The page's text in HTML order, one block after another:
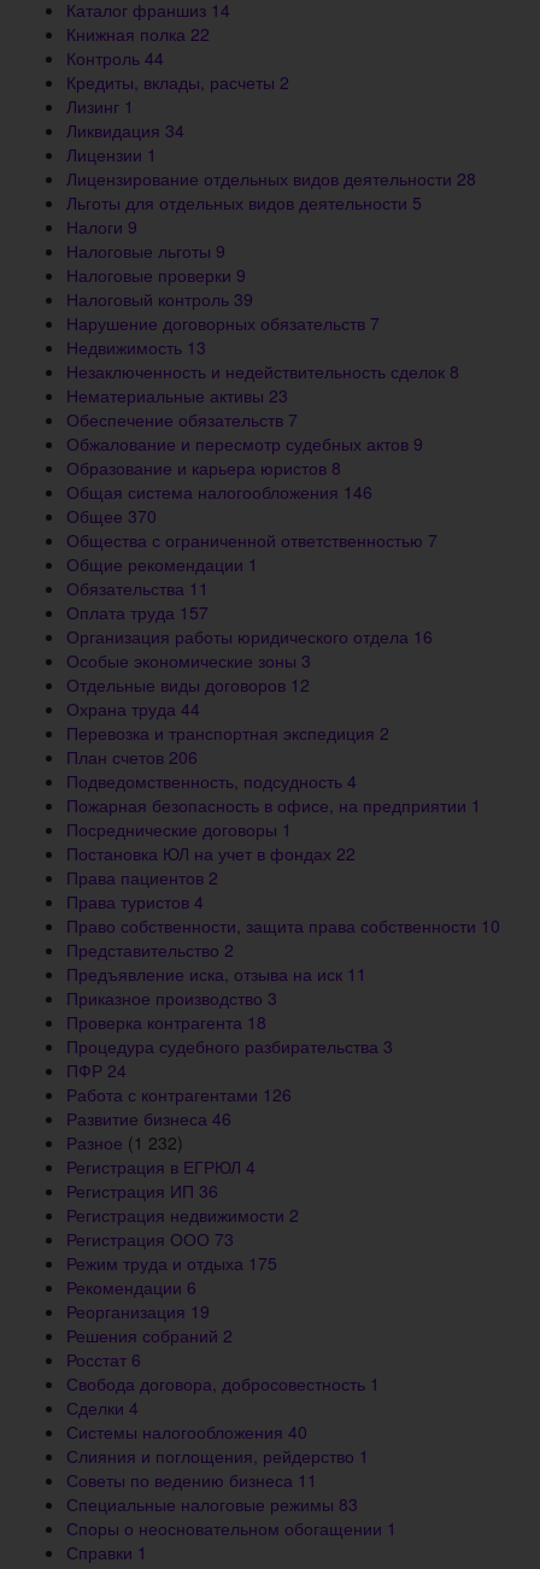
Каталог франшиз 14
Книжная полка 22
Контроль 44
Кредиты, вклады, расчеты 2
Лизинг 1
Ликвидация 34
Лицензии 1
Лицензирование отдельных видов деятельности 28
Льготы для отдельных видов деятельности 5
Налоги 9
Налоговые льготы 9
Налоговые проверки 9
Налоговый контроль 39
Нарушение договорных обязательств 7
Недвижимость 13
Незаключенность и недействительность сделок 8
Нематериальные активы 23
Обеспечение обязательств 7
Обжалование и пересмотр судебных актов 9
Образование и карьера юристов 8
Общая система налогообложения 146
Общее 370
Общества с ограниченной ответственностью 7
Общие рекомендации 1
Обязательства 11
Оплата труда 157
Организация работы юридического отдела 16
Особые экономические зоны 3
Отдельные виды договоров 12
Охрана труда 44
Перевозка и транспортная экспедиция 2
План счетов 206
Подведомственность, подсудность 4
Пожарная безопасность в офисе, на предприятии 1
Посреднические договоры 1
Постановка ЮЛ на учет в фондах 22
Права пациентов 2
Права туристов 4
Право собственности, защита права собственности 10
Представительство 2
Предъявление иска, отзыва на иск 11
Приказное производство 3
Проверка контрагента 18
Процедура судебного разбирательства 3
ПФР 24
Работа с контрагентами 126
Развитие бизнеса 46
Разное (1 232)
Регистрация в ЕГРЮЛ 4
Регистрация ИП 36
Регистрация недвижимости 2
Регистрация ООО 73
Режим труда и отдыха 175
Рекомендации 6
Реорганизация 19
Решения собраний 2
Росстат 6
Свобода договора, добросовестность 1
Сделки 4
Системы налогообложения 40
Слияния и поглощения, рейдерство 1
Советы по ведению бизнеса 11
Специальные налоговые режимы 83
Споры о неосновательном обогащении 1
Справки 1